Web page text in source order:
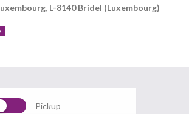
L-8140 Bridel (Luxembourg)
Pickup